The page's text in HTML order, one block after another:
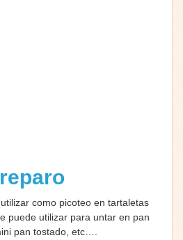
como picoteo en tartaletas
puede utilizar para untar en pan
pan tostado, etc….